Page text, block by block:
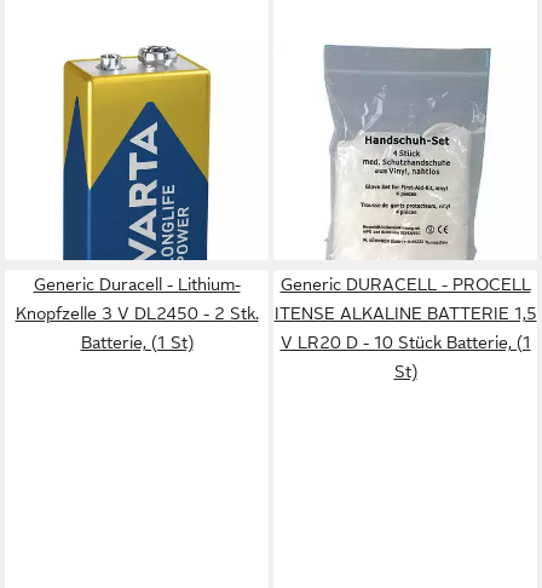
VARTA
LONGLIFE Power Batterie, (9
V, 1 St), E-Block / 6LP3146, 9
V, Alkali
ab 13,12 €
lieferbar - in 2-3 Werktagen bei dir
Einweghandschuhe
Handschuh-Set - medizinische
Schutzhandschuhe, Medizin 4
Stück (Set)
ab 7,19 €
lieferbar - in 4-5 Werktagen bei dir
Generic Duracell - Lithium-
Knopfzelle 3 V DL2450 - 2 Stk.
Batterie, (1 St)
Generic DURACELL - PROCELL
ITENSE ALKALINE BATTERIE 1,5
V LR20 D - 10 Stück Batterie, (1
St)